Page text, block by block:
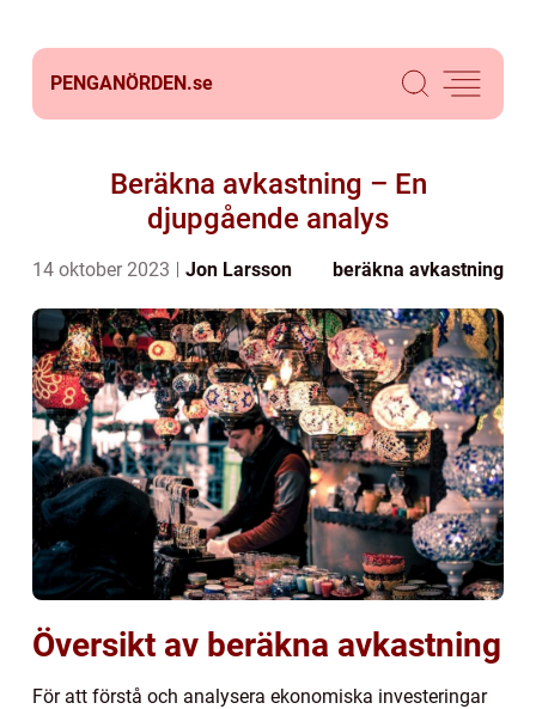
PENGANÖRDEN.se
Beräkna avkastning – En
djupgående analys
14 oktober 2023 Jon Larsson beräkna avkastning
Översikt av beräkna avkastning
För att förstå och analysera ekonomiska investeringar